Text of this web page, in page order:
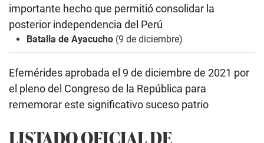
importante hecho que permitió consolidar la
posterior independencia del Perú
Batalla de Ayacucho (9 de diciembre)
Efemérides aprobada el 9 de diciembre de 2021 por
el pleno del Congreso de la República para
rememorar este significativo suceso patrio
LISTADO OFICIAL DE